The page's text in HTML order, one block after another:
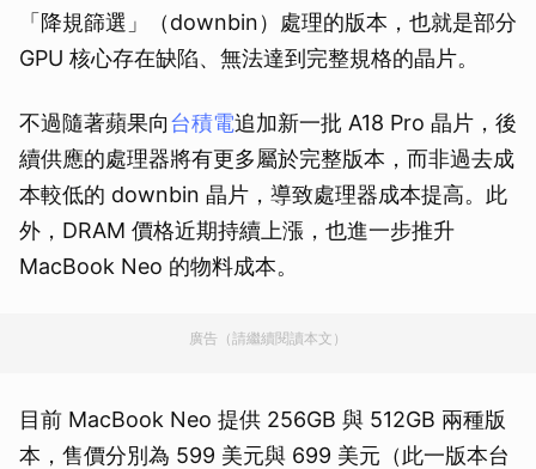
「降規篩選」（downbin）處理的版本，也就是部分
GPU 核心存在缺陷、無法達到完整規格的晶片。
不過隨著蘋果向台積電追加新一批 A18 Pro 晶片，後
續供應的處理器將有更多屬於完整版本，而非過去成
本較低的 downbin 晶片，導致處理器成本提高。此
外，DRAM 價格近期持續上漲，也進一步推升
MacBook Neo 的物料成本。
廣告（請繼續閱讀本文）
目前 MacBook Neo 提供 256GB 與 512GB 兩種版
本，售價分別為 599 美元與 699 美元（此一版本台